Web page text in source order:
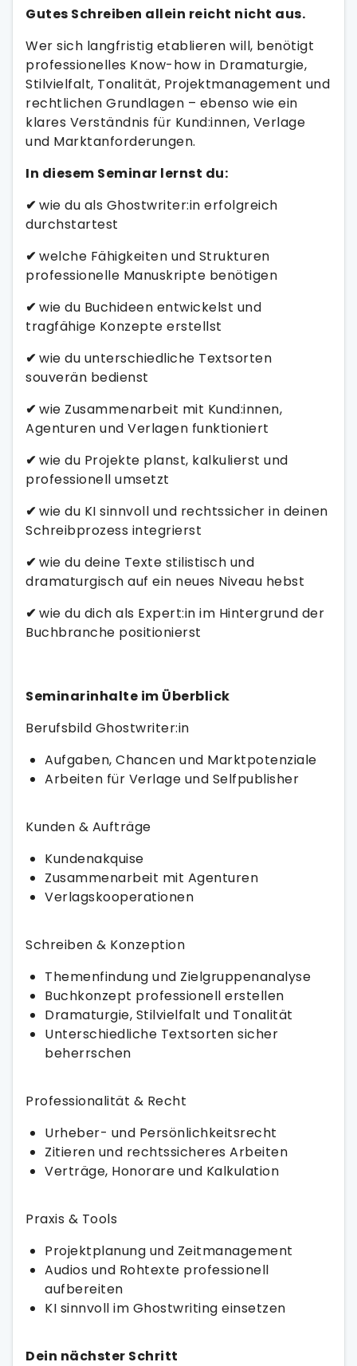
Gutes Schreiben allein reicht nicht aus.
Wer sich langfristig etablieren will, benötigt
professionelles Know-how in Dramaturgie,
Stilvielfalt, Tonalität, Projektmanagement und
rechtlichen Grundlagen – ebenso wie ein
klares Verständnis für Kund:innen, Verlage
und Marktanforderungen.
In diesem Seminar lernst du:
✔ wie du als Ghostwriter:in erfolgreich
durchstartest
✔ welche Fähigkeiten und Strukturen
professionelle Manuskripte benötigen
✔ wie du Buchideen entwickelst und
tragfähige Konzepte erstellst
✔ wie du unterschiedliche Textsorten
souverän bedienst
✔ wie Zusammenarbeit mit Kund:innen,
Agenturen und Verlagen funktioniert
✔ wie du Projekte planst, kalkulierst und
professionell umsetzt
✔ wie du KI sinnvoll und rechtssicher in deinen
Schreibprozess integrierst
✔ wie du deine Texte stilistisch und
dramaturgisch auf ein neues Niveau hebst
✔ wie du dich als Expert:in im Hintergrund der
Buchbranche positionierst
Seminarinhalte im Überblick
Berufsbild Ghostwriter:in
Aufgaben, Chancen und Marktpotenziale
Arbeiten für Verlage und Selfpublisher
Kunden & Aufträge
Kundenakquise
Zusammenarbeit mit Agenturen
Verlagskooperationen
Schreiben & Konzeption
Themenfindung und Zielgruppenanalyse
Buchkonzept professionell erstellen
Dramaturgie, Stilvielfalt und Tonalität
Unterschiedliche Textsorten sicher
beherrschen
Professionalität & Recht
Urheber- und Persönlichkeitsrecht
Zitieren und rechtssicheres Arbeiten
Verträge, Honorare und Kalkulation
Praxis & Tools
Projektplanung und Zeitmanagement
Audios und Rohtexte professionell
aufbereiten
KI sinnvoll im Ghostwriting einsetzen
Dein nächster Schritt